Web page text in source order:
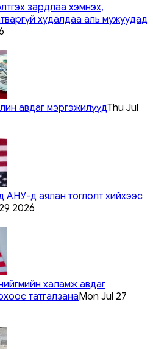
зардлаа хэмнэх,
худалдаа аль мужуудад
авдаг мэргэжилүүдThu Jul
АНУ-д аялан тоглолт хийхээс
2026
халамж авдаг
татгалзанаMon Jul 27